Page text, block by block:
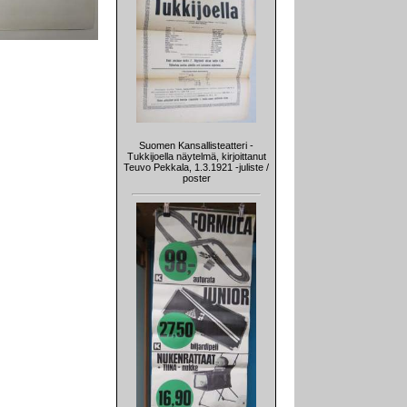
Suomen Kansallisteatteri -
Tukkijoella näytelmä, kirjoittanut
Teuvo Pekkala, 1.3.1921 -juliste /
poster